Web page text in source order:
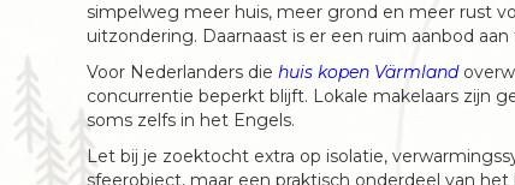
simpelweg meer huis, meer grond en meer rust
uitzondering. Daarnaast is er een ruim aanbod
Voor Nederlanders die huis kopen Värmland
concurrentie beperkt blijft. Lokale makelaars zijn
soms zelfs in het Engels.
Let bij je zoektocht extra op isolatie,
sfeerobject, maar een praktisch onderdeel van het